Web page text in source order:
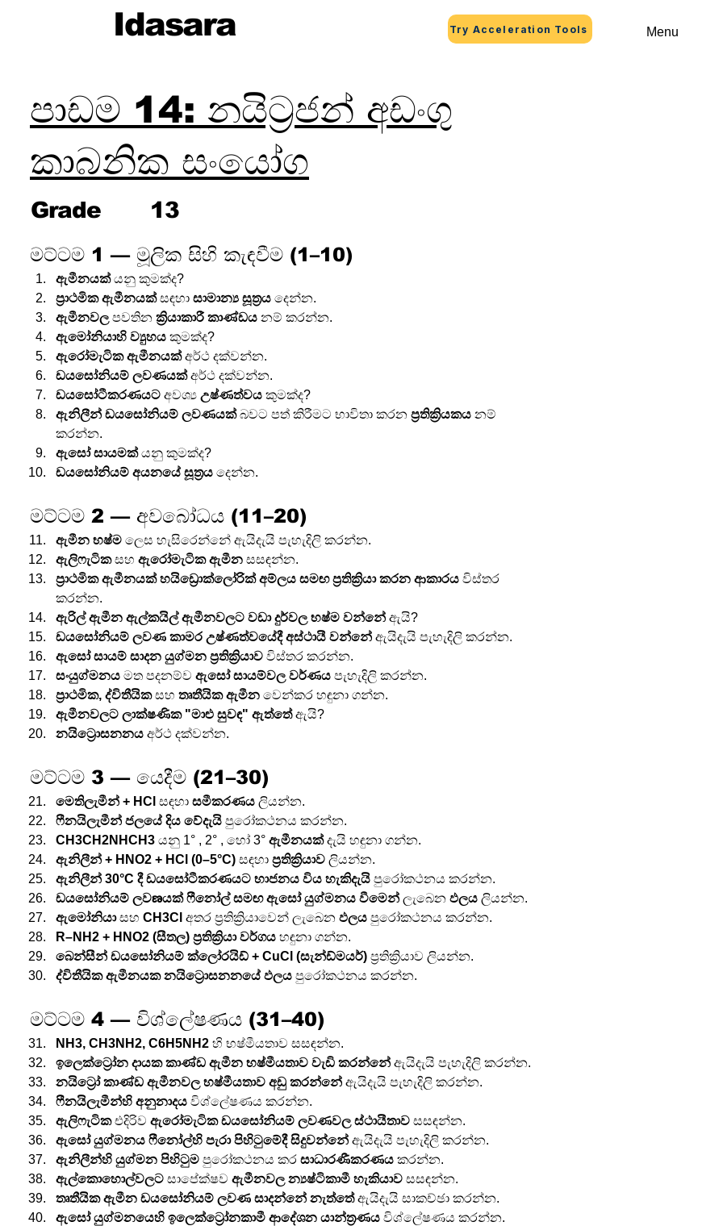
Idasara Try Acceleration Tools Menu
පාඩම 14: නයිට්‍රජන් අඩංගු
කාබනික සංයෝග
Grade 13
මට්ටම 1 — මූලික සිහි කැඳවීම (1–10)
ඇමීනයක් යනු කුමක්ද?
ප්‍රාථමික ඇමීනයක් සඳහා සාමාන්‍ය සූත්‍රය දෙන්න.
ඇමීනවල පවතින ක්‍රියාකාරී කාණ්ඩය නම් කරන්න.
ඇමෝනියාහි ව්‍යුහය කුමක්ද?
ඇරෝමැටික ඇමීනයක් අර්ථ දක්වන්න.
ඩයසෝනියම් ලවණයක් අර්ථ දක්වන්න.
ඩයසෝටීකරණයට අවශ්‍ය උෂ්ණත්වය කුමක්ද?
ඇනිලීන් ඩයසෝනියම් ලවණයක් බවට පත් කිරීමට භාවිතා කරන ප්‍රතික්‍රියකය නම්
කරන්න.
ඇසෝ සායමක් යනු කුමක්ද?
ඩයසෝනියම් අයනයේ සූත්‍රය දෙන්න.
මට්ටම 2 — අවබෝධය (11–20)
ඇමීන භෂ්ම ලෙස හැසිරෙන්නේ ඇයිදැයි පැහැදිලි කරන්න.
ඇලිෆැටික සහ ඇරෝමැටික ඇමීන සසඳන්න.
ප්‍රාථමික ඇමීනයක් හයිඩ්‍රොක්ලෝරික් අම්ලය සමඟ ප්‍රතික්‍රියා කරන ආකාරය විස්තර
කරන්න.
ඇරිල් ඇමීන ඇල්කයිල් ඇමීනවලට වඩා දුර්වල භෂ්ම වන්නේ ඇයි?
ඩයසෝනියම් ලවණ කාමර උෂ්ණත්වයේදී අස්ථායී වන්නේ ඇයිදැයි පැහැදිලි කරන්න.
ඇසෝ සායම් සාදන යුග්මන ප්‍රතික්‍රියාව විස්තර කරන්න.
සංයුග්මනය මත පදනම්ව ඇසෝ සායම්වල වර්ණය පැහැදිලි කරන්න.
ප්‍රාථමික, ද්විතීයික සහ තෘතීයික ඇමීන වෙන්කර හඳුනා ගන්න.
ඇමීනවලට ලාක්ෂණික "මාළු සුවඳ" ඇත්තේ ඇයි?
නයිට්‍රොසනනය අර්ථ දක්වන්න.
මට්ටම 3 — යෙදීම (21–30)
මෙතිලැමීන් + HCl සඳහා සමීකරණය ලියන්න.
ෆීනයිලැමීන් ජලයේ දිය වේදැයි පුරෝකථනය කරන්න.
CH3CH2NHCH3 යනු 1° , 2° , හෝ 3° ඇමීනයක් දැයි හඳුනා ගන්න.
ඇනිලීන් + HNO2 + HCl (0–5°C) සඳහා ප්‍රතික්‍රියාව ලියන්න.
ඇනිලීන් 30°C දී ඩයසෝටීකරණයට භාජනය විය හැකිදැයි පුරෝකථනය කරන්න.
ඩයසෝනියම් ලවణයක් ෆීනෝල් සමඟ ඇසෝ යුග්මනය වීමෙන් ලැබෙන ඵලය ලියන්න.
ඇමෝනියා සහ CH3Cl අතර ප්‍රතික්‍රියාවෙන් ලැබෙන ඵලය පුරෝකථනය කරන්න.
R–NH2 + HNO2 (සීතල) ප්‍රතික්‍රියා වර්ගය හඳුනා ගන්න.
බෙන්සීන් ඩයසෝනියම් ක්ලෝරයිඩ් + CuCl (සැන්ඩ්මයර්) ප්‍රතික්‍රියාව ලියන්න.
ද්විතීයික ඇමීනයක නයිට්‍රොසනනයේ ඵලය පුරෝකථනය කරන්න.
මට්ටම 4 — විශ්ලේෂණය (31–40)
NH3, CH3NH2, C6H5NH2 හි භෂ්මීයතාව සසඳන්න.
ඉලෙක්ට්‍රෝන දායක කාණ්ඩ ඇමීන භෂ්මීයතාව වැඩි කරන්නේ ඇයිදැයි පැහැදිලි කරන්න.
නයිට්‍රෝ කාණ්ඩ ඇමීනවල භෂ්මීයතාව අඩු කරන්නේ ඇයිදැයි පැහැදිලි කරන්න.
ෆීනයිලැමීන්හි අනුනාදය විශ්ලේෂණය කරන්න.
ඇලිෆැටික එදිරිව ඇරෝමැටික ඩයසෝනියම් ලවණවල ස්ථායීතාව සසඳන්න.
ඇසෝ යුග්මනය ෆීනෝල්හි පැරා පිහිටුමේදී සිදුවන්නේ ඇයිදැයි පැහැදිලි කරන්න.
ඇනිලීන්හි යුග්මන පිහිටුම පුරෝකථනය කර සාධාරණීකරණය කරන්න.
ඇල්කොහොල්වලට සාපේක්ෂව ඇමීනවල න්‍යෂ්ටිකාමී හැකියාව සසඳන්න.
තෘතීයික ඇමීන ඩයසෝනියම් ලවණ සාදන්නේ නැත්තේ ඇයිදැයි සාකච්ඡා කරන්න.
ඇසෝ යුග්මනයෙහි ඉලෙක්ට්‍රෝනකාමී ආදේශන යාන්ත්‍රණය විශ්ලේෂණය කරන්න.